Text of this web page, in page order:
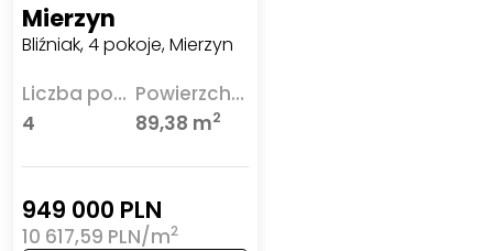
Mierzyn
Bliźniak, 4 pokoje, Mierzyn
Liczba pokoi
4
Powierzchnia
89,38 m2
949 000 PLN
10 617,59 PLN/m2